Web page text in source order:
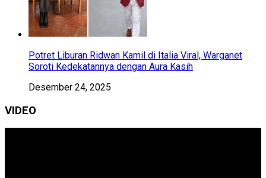
Potret Liburan Ridwan Kamil di Italia Viral, Warganet
Soroti Kedekatannya dengan Aura Kasih
Desember 24, 2025
VIDEO